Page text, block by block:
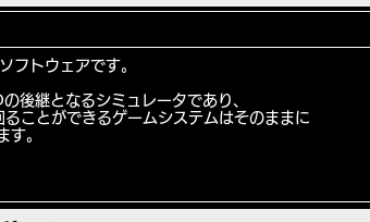
トウェアです。
継となるシミュレータであり、
ことができるゲームシステムはそのままに
す。